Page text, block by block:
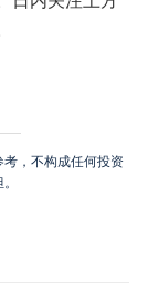
，不构成任何投资